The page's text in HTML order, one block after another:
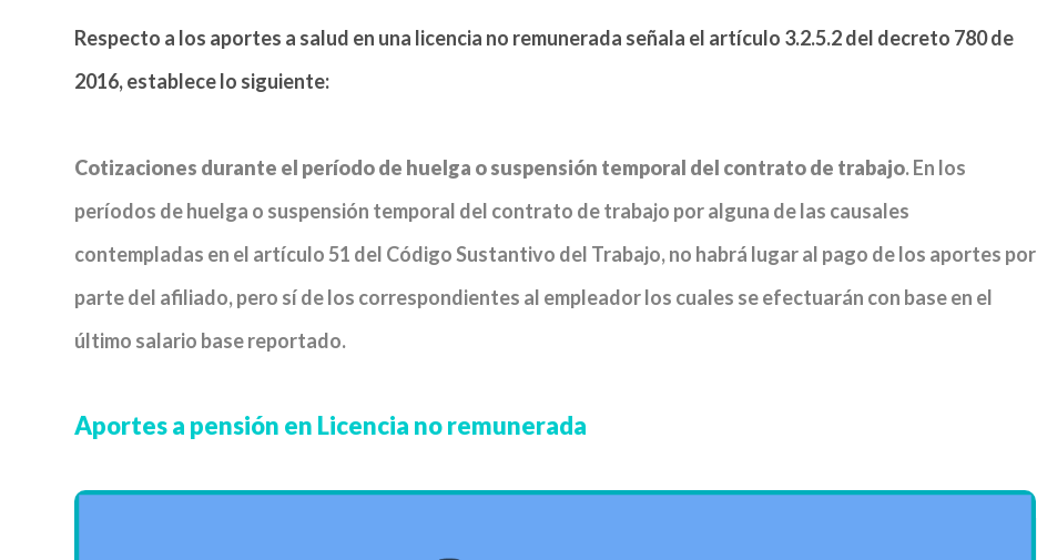
Respecto a los aportes a salud en una licencia no remunerada señala el artículo 3.2.5.2 del decreto 780 de
2016, establece lo siguiente:
Cotizaciones durante el período de huelga o suspensión temporal del contrato de trabajo. En los
períodos de huelga o suspensión temporal del contrato de trabajo por alguna de las causales
contempladas en el artículo 51 del Código Sustantivo del Trabajo, no habrá lugar al pago de los aportes por
parte del afiliado, pero sí de los correspondientes al empleador los cuales se efectuarán con base en el
último salario base reportado.
Aportes a pensión en Licencia no remunerada